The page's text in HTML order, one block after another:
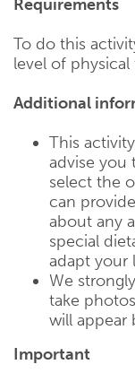
Requirements
To do this
level of
Additional
This
advise you
select the
can
about any
special
adapt your
We
take
will appear
Important